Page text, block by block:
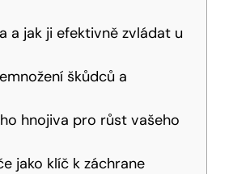
a jak ji efektivně zvládat u
škůdců a
hnojiva pro růst vašeho
jako klíč k záchrane